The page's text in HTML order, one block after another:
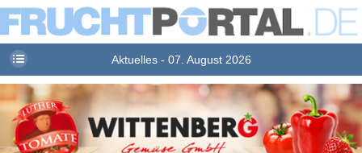
Aktuelles - 07. August 2026